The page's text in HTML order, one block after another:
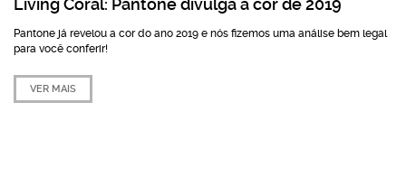
Living Coral: Pantone divulga a cor de 2019
Pantone já revelou a cor do ano 2019 e nós fizemos uma análise bem legal
para você conferir!
VER MAIS